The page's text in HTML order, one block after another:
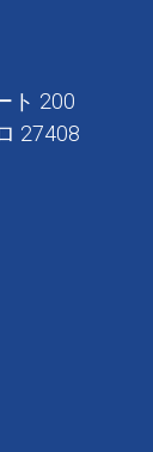
ト 200
27408